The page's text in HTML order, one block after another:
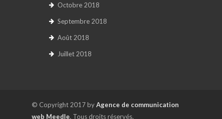
Octobre 2018
Septembre 2018
Août 2018
Juillet 2018
© Copyright 2017 byAgence de communication
web Meedle. Tous droits réservés.